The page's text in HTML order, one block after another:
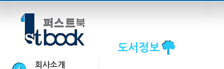
회사소개
도서정보